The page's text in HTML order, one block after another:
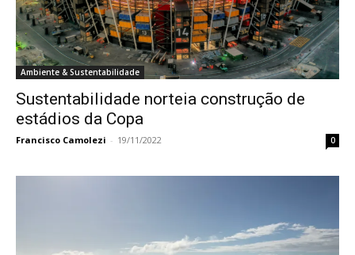
Ambiente & Sustentabilidade
Sustentabilidade norteia construção de
estádios da Copa
Francisco Camolezi - 19/11/2022 0